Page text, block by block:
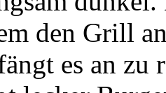
den Grill
es an zu